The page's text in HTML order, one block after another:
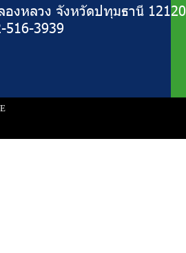
งหลวง จังหวัดปทุมธานี 12120
516-3939